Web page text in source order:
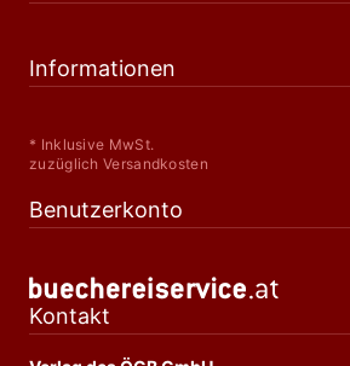
Informationen
* Inklusive MwSt.
zuzüglich Versandkosten
Benutzerkonto
Kontakt